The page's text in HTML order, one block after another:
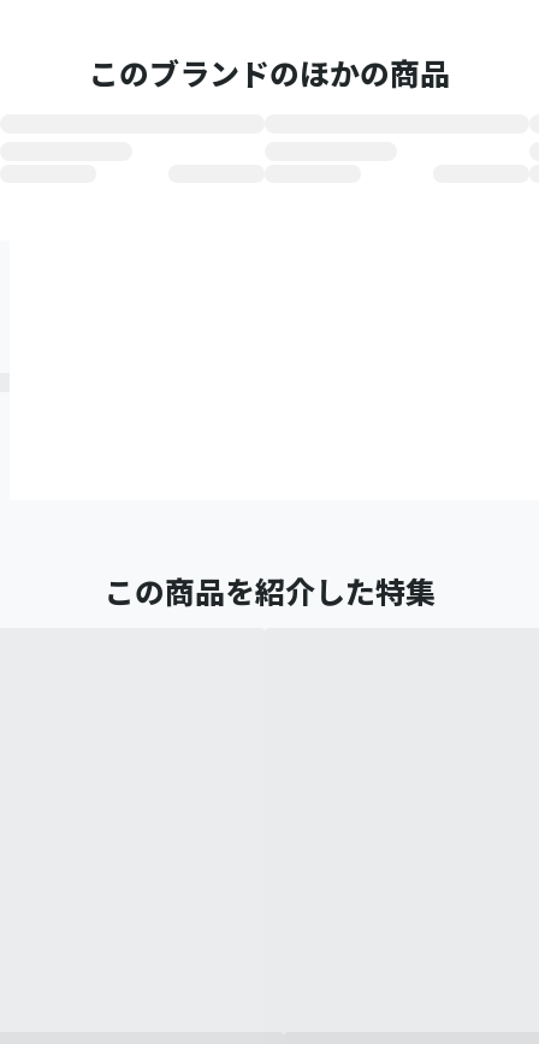
このブランドのほかの商品
この商品を紹介した特集